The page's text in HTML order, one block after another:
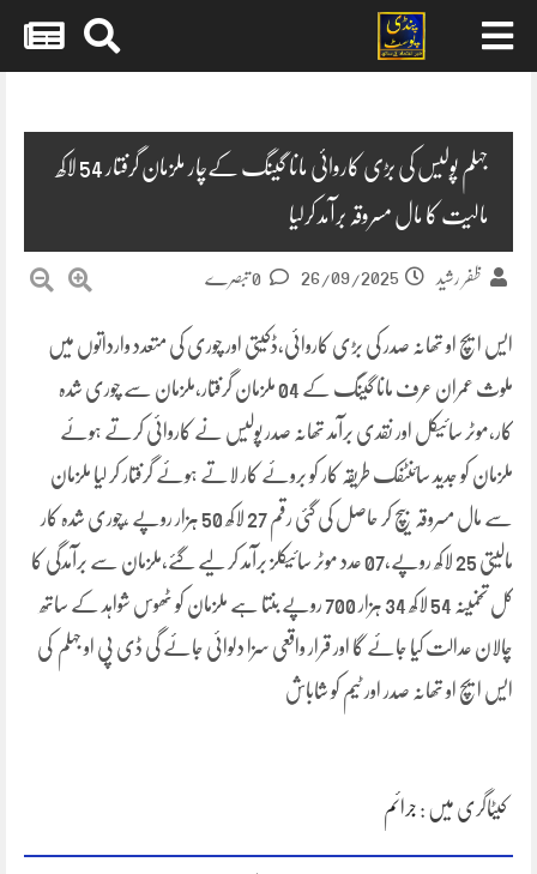
جہلم پولیس کی بڑی کاروائی مانا گینگ کےچار ملزمان گرفتار 54 لاکھ
مالیت کا مال مسروقہ برآمد کرلیا
ظفر رشید 26/09/2025
ایس ایچ او تھانہ صدر کی بڑی کاروائی،ڈکیتی اور چوری کی متعدد وارداتوں میں
ملوث عمران عرف مانا گینگ کے 04 ملزمان گرفتار،ملزمان سے چوری شدہ
کار،موٹر سائیکل اور نقدی برآمد تھانہ صدر پولیس نے کاروائی کرتے ہوئے
ملزمان کو جدید سائنٹفک طریقہ کار کو بروئے کار لاتے ہوئے گرفتار کر لیا ملزمان
سے مال مسروقہ بیچ کر حاصل کی گئی رقم 27 لاکھ 50 ہزار روپے ،چوری شدہ کار
مالیتی 25 لاکھ روپے،07 عدد موٹر سائیکلز برآمد کر لیے گئے،ملزمان سے برآمدگی کا
کل تخمینہ 54 لاکھ 34 ہزار 700 روپے بنتا ہے ملزمان کو ٹھوس شواہد کے ساتھ
چالان عدالت کیا جائے گا اور قرار واقعی سزا دلوائی جائے گی ڈی پی او جہلم کی
ایس ایچ او تھانہ صدر اور ٹیم کو شاباش
کیٹاگری میں : جرائم